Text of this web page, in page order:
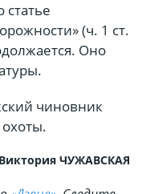
(ч. 1 ст.
Оно
чиновник
Виктория ЧУЖАВСКАЯ